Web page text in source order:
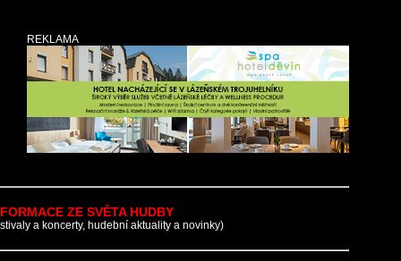
REKLAMA
ZE SVĚTA HUDBY
a koncerty, hudební aktuality a novinky)